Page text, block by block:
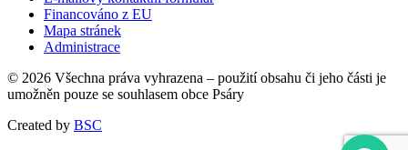
Financováno z EU
Mapa stránek
Administrace
© 2026 Všechna práva vyhrazena – použití obsahu či jeho části je
umožněn pouze se souhlasem obce Psáry
Created by BSC